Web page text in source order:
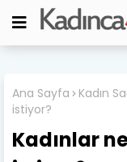
Ana Sayfa Kadın
istiyor?
Kadınlar